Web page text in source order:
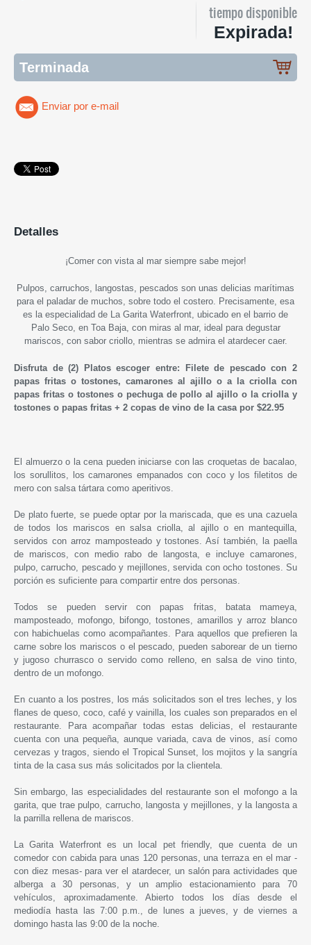
tiempo disponible
Expirada!
Terminada
Enviar por e-mail
Detalles
¡Comer con vista al mar siempre sabe mejor!
Pulpos, carruchos, langostas, pescados son unas delicias marítimas
para el paladar de muchos, sobre todo el costero. Precisamente, esa
es la especialidad de La Garita Waterfront, ubicado en el barrio de
Palo Seco, en Toa Baja, con miras al mar, ideal para degustar
mariscos, con sabor criollo, mientras se admira el atardecer caer.
Disfruta de (2) Platos escoger entre: Filete de pescado con 2
papas fritas o tostones, camarones al ajillo o a la criolla con
papas fritas o tostones o pechuga de pollo al ajillo o la criolla y
tostones o papas fritas + 2 copas de vino de la casa por $22.95
El almuerzo o la cena pueden iniciarse con las croquetas de bacalao,
los sorullitos, los camarones empanados con coco y los filetitos de
mero con salsa tártara como aperitivos.
De plato fuerte, se puede optar por la mariscada, que es una cazuela
de todos los mariscos en salsa criolla, al ajillo o en mantequilla,
servidos con arroz mamposteado y tostones. Así también, la paella
de mariscos, con medio rabo de langosta, e incluye camarones,
pulpo, carrucho, pescado y mejillones, servida con ocho tostones. Su
porción es suficiente para compartir entre dos personas.
Todos se pueden servir con papas fritas, batata mameya,
mamposteado, mofongo, bifongo, tostones, amarillos y arroz blanco
con habichuelas como acompañantes. Para aquellos que prefieren la
carne sobre los mariscos o el pescado, pueden saborear de un tierno
y jugoso churrasco o servido como relleno, en salsa de vino tinto,
dentro de un mofongo.
En cuanto a los postres, los más solicitados son el tres leches, y los
flanes de queso, coco, café y vainilla, los cuales son preparados en el
restaurante. Para acompañar todas estas delicias, el restaurante
cuenta con una pequeña, aunque variada, cava de vinos, así como
cervezas y tragos, siendo el Tropical Sunset, los mojitos y la sangría
tinta de la casa sus más solicitados por la clientela.
Sin embargo, las especialidades del restaurante son el mofongo a la
garita, que trae pulpo, carrucho, langosta y mejillones, y la langosta a
la parrilla rellena de mariscos.
La Garita Waterfront es un local pet friendly, que cuenta de un
comedor con cabida para unas 120 personas, una terraza en el mar -
con diez mesas- para ver el atardecer, un salón para actividades que
alberga a 30 personas, y un amplio estacionamiento para 70
vehículos, aproximadamente. Abierto todos los días desde el
mediodía hasta las 7:00 p.m., de lunes a jueves, y de viernes a
domingo hasta las 9:00 de la noche.